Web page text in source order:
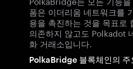
폼은 이더리움 네트워크를
용을 촉진하는 것을 목표로
의존하지 않고도 Polkadot
화 거래소입니다.
PolkaBridge 블록체인의 주